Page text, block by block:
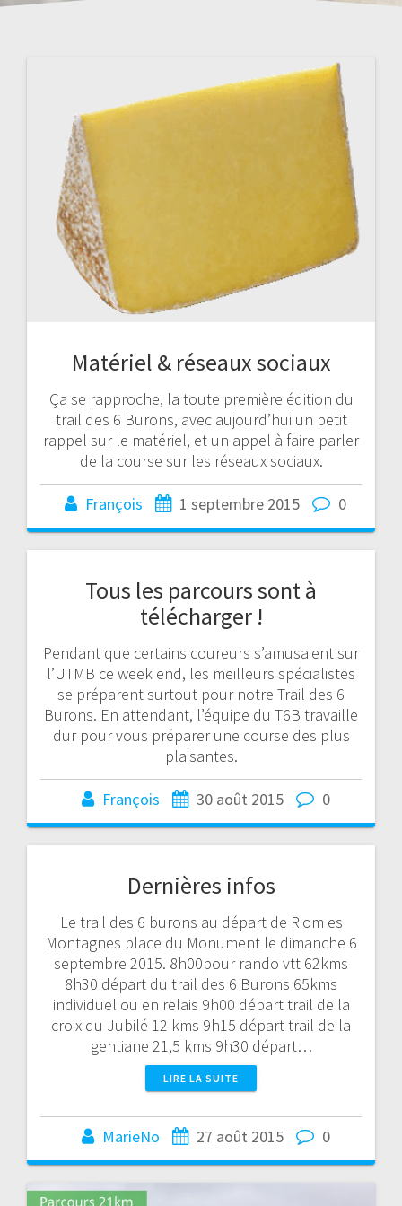
Matériel & réseaux sociaux
Ça se rapproche, la toute première édition du
trail des 6 Burons, avec aujourd’hui un petit
rappel sur le matériel, et un appel à faire parler
de la course sur les réseaux sociaux.
François 1 septembre 2015 0
Tous les parcours sont à
télécharger !
Pendant que certains coureurs s’amusaient sur
l’UTMB ce week end, les meilleurs spécialistes
se préparent surtout pour notre Trail des 6
Burons. En attendant, l’équipe du T6B travaille
dur pour vous préparer une course des plus
plaisantes.
François 30 août 2015 0
Dernières infos
Le trail des 6 burons au départ de Riom es
Montagnes place du Monument le dimanche 6
septembre 2015. 8h00pour rando vtt 62kms
8h30 départ du trail des 6 Burons 65kms
individuel ou en relais 9h00 départ trail de la
croix du Jubilé 12 kms 9h15 départ trail de la
gentiane 21,5 kms 9h30 départ…
LIRE LA SUITE
MarieNo 27 août 2015 0